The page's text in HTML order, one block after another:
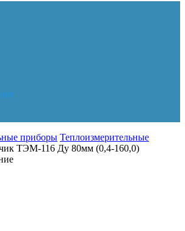
приборы Теплоизмерительные
ТЭМ-116 Ду 80мм (0,4-160,0)